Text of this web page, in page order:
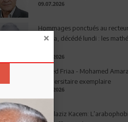
09.07.2026
Hommages ponctués au
Amara, décédé lundi : les
03.08.2026
Ahmed Friaa - Mohamed
l’Universitaire exemplaire
04.08.2026
Abdelaziz Kacem: